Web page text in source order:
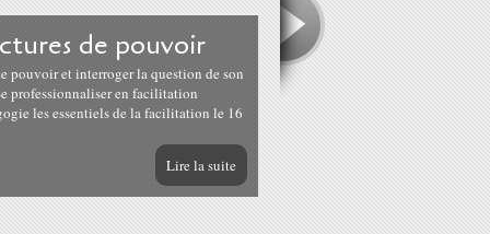
de pouvoir
pouvoir et interroger la question de son
professionnaliser en facilitation
les essentiels de la facilitation le 16
Lire la suite